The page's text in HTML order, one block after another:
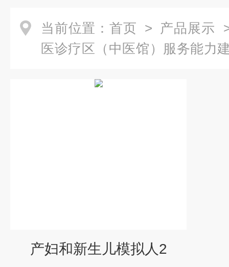
当前位置： 首页 > 产品展示
医诊疗区（中医馆）服务能力
产妇和新生儿模拟人2